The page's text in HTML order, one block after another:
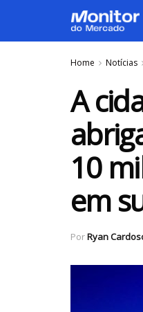
Home Notícias
A
10
em
PorRyan